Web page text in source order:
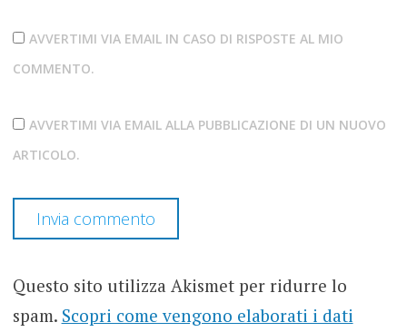
AVVERTIMI VIA EMAIL IN CASO DI RISPOSTE AL MIO
COMMENTO.
AVVERTIMI VIA EMAIL ALLA PUBBLICAZIONE DI UN NUOVO
ARTICOLO.
Questo sito utilizza Akismet per ridurre lo
spam. Scopri come vengono elaborati i dati